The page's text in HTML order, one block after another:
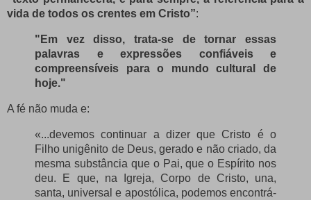
vida de todos os crentes em Cristo”:
"Em vez disso, trata-se de tornar essas
palavras e expressões confiáveis ​​e
compreensíveis para o mundo cultural de
hoje."
A fé não muda e:
«...devemos continuar a dizer que Cristo é o
Filho unigênito de Deus, gerado e não criado, da
mesma substância que o Pai, que o Espírito nos
deu. E que, na Igreja, Corpo de Cristo, una,
santa, universal e apostólica, podemos encontrá-